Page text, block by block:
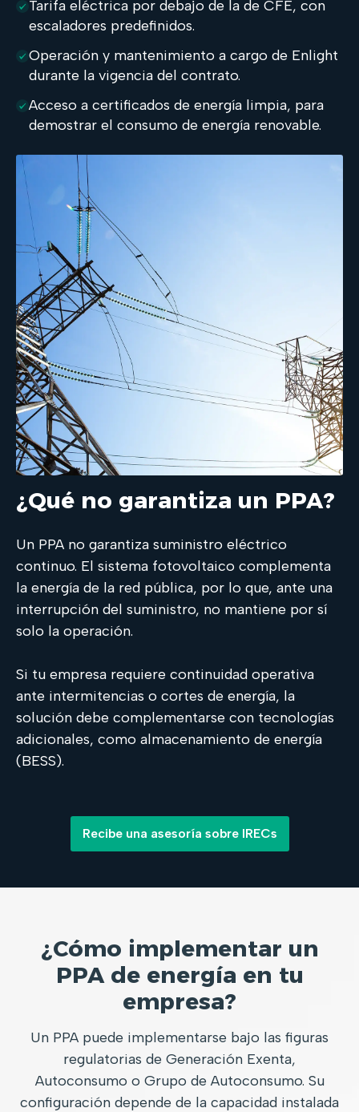
Tarifa eléctrica por debajo de la de CFE, con
escaladores predefinidos.
Operación y mantenimiento a cargo de Enlight
durante la vigencia del contrato.
Acceso a certificados de energía limpia, para
demostrar el consumo de energía renovable.
¿Qué no garantiza un PPA?
Un PPA no garantiza suministro eléctrico
continuo. El sistema fotovoltaico complementa
la energía de la red pública, por lo que, ante una
interrupción del suministro, no mantiene por sí
solo la operación.
Si tu empresa requiere continuidad operativa
ante intermitencias o cortes de energía, la
solución debe complementarse con tecnologías
adicionales, como almacenamiento de energía
(BESS).
Recibe una asesoría sobre IRECs
¿Cómo implementar un
PPA de energía en tu
empresa?
Un PPA puede implementarse bajo las figuras
regulatorias de Generación Exenta,
Autoconsumo o Grupo de Autoconsumo. Su
configuración depende de la capacidad instalada